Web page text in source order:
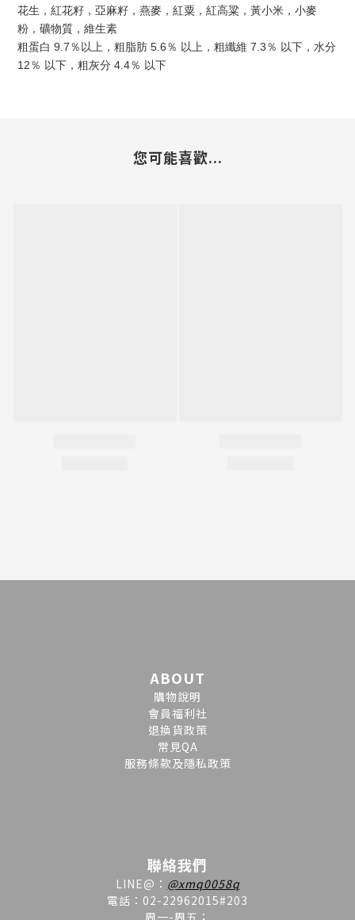
花生，紅花籽，亞麻籽，燕麥，紅粟，紅高粱，黃小米，小麥
粉，礦物質，維生素
粗蛋白 9.7％以上，粗脂肪 5.6％ 以上，粗纖維 7.3％ 以下，水分
12％ 以下，粗灰分 4.4％ 以下
您可能喜歡...
ABOUT
購物說明
會員福利社
退換貨政策
常見QA
服務條款及隱私政策
聯絡我們
LINE@ ： @xmq0058q
電話：02-22962015#203
周一-周五；